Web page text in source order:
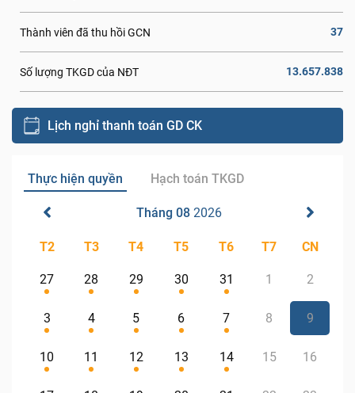
Thành viên đã thu hồi GCN 37
Số lượng TKGD của NĐT 13.657.838
Lịch nghỉ thanh toán GD CK
Thực hiện quyền Hạch toán TKGD
Tháng 08 2026
T2 T3 T4 T5 T6 T7 CN
27 28 29 30 31 1 2
3 4 5 6 7 8 9
10 11 12 13 14 15 16